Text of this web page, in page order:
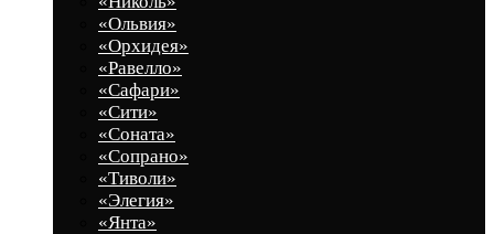
«Ольвия»
«Орхидея»
«Равелло»
«Сафари»
«Сити»
«Соната»
«Сопрано»
«Тиволи»
«Элегия»
«Янта»